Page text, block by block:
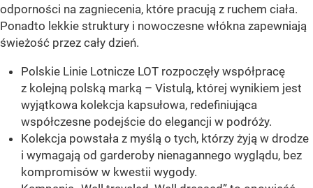
odporności na zagniecenia, które pracują z ruchem ciała.
Ponadto lekkie struktury i nowoczesne włókna zapewniają
świeżość przez cały dzień.
Polskie Linie Lotnicze LOT rozpoczęły współpracę
z kolejną polską marką – Vistulą, której wynikiem jest
wyjątkowa kolekcja kapsułowa, redefiniująca
współczesne podejście do elegancji w podróży.
Kolekcja powstała z myślą o tych, którzy żyją w drodze
i wymagają od garderoby nienagannego wyglądu, bez
kompromisów w kwestii wygody.